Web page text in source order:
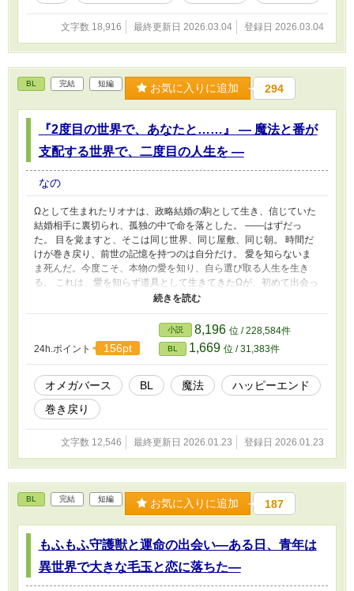
文字数 18,916 最終更新日 2026.03.04 登録日 2026.03.04
BL 完結 短編 お気に入りに追加 294
『2度目の世界で、あなたと……』 ― 魔法と番が
支配する世界で、二度目の人生を ―
なの
Ωとして生まれたリオナは、政略結婚の駒として生き、信じていた
結婚相手に裏切られ、孤独の中で命を落とした。 ――はずだっ
た。 目を覚ますと、そこは同じ世界、同じ屋敷、同じ朝。 時間だ
けが巻き戻り、前世の記憶を持つのは自分だけ。 愛を知らないま
ま死んだ。今度こそ、本物の愛を知り、自ら選び取る人生を生き
る。 これは、愛を知らず道具として生きてきたΩが、初めて出会っ
た温もりに触れ、自らの意思で愛を選び直す物語。 「愛を知らず
道具として生きてきたΩが転生を機に、 年上αの騎士と本物の愛を
掴みます。 全6話＋番外編完結済み！サクサク読めます。
24h.ポイント 156pt
小説 8,196 位 / 228,584件
BL 1,669 位 / 31,383件
オメガバース BL 魔法
ハッピーエンド
巻き戻り
文字数 12,546 最終更新日 2026.01.23 登録日 2026.01.23
BL 完結 短編 お気に入りに追加 187
もふもふ守護獣と運命の出会い—ある日、青年は
異世界で大きな毛玉と恋に落ちた—